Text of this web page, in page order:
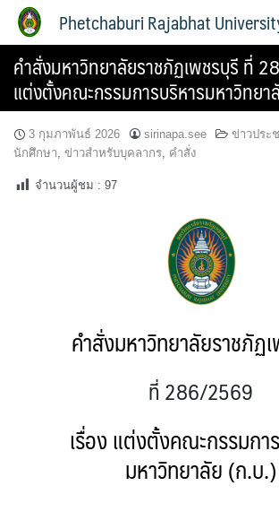
Phetchaburi Rajabhat
คำสั่งมหาวิทยาลัยราชภัฏเพชรบุรี ที่
แต่งตั้งคณะกรรมการบริหารมหาวิทยา
3 กุมภาพันธ์ 2026 sirinapa.see ข่าวประ
นักศึกษา, ข่าวสำหรับบุคลากร, คำสั่ง
จำนวนผู้ชม : 97
คำสั่งมหาวิทยาลัยราชภัฏ
ที่ 286/2569
เรื่องแต่งตั้งคณะกรรมกา
มหาวิทยาลัย (ก.บ.)